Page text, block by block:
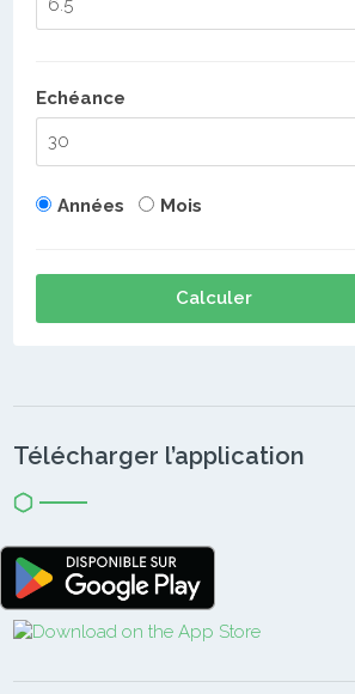
Echéance
Années Mois
Calculer
Télécharger l’application